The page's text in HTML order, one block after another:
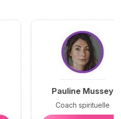
Pauline Mussey
Coach spirituelle